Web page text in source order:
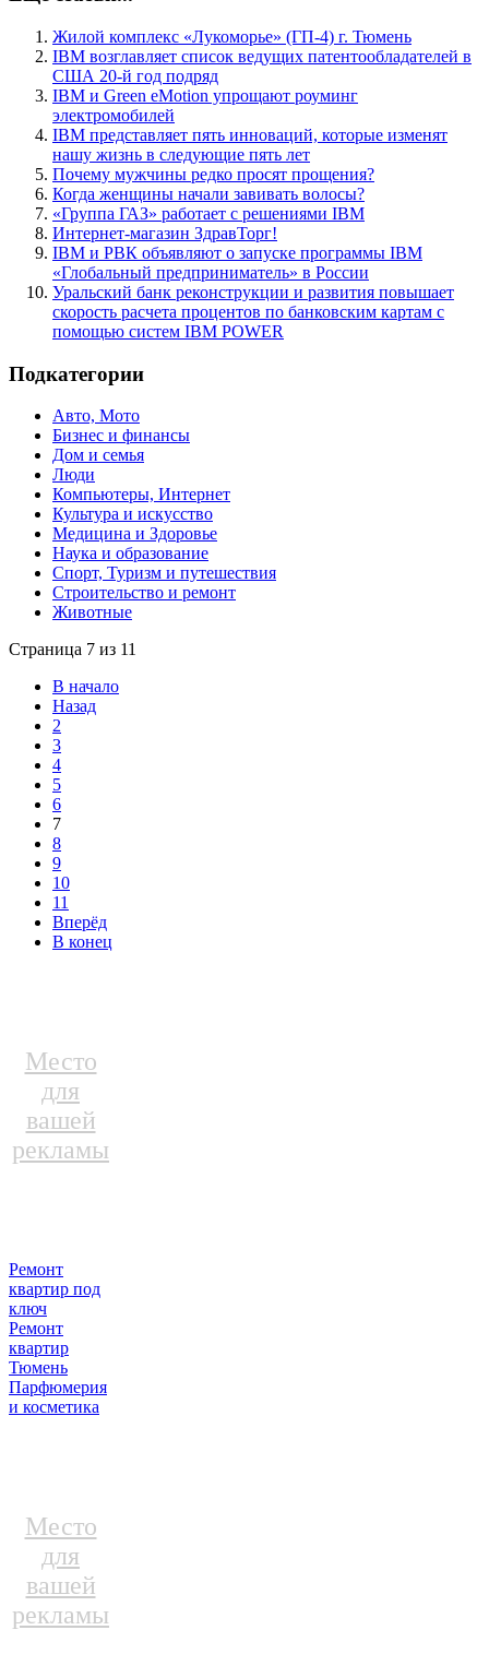
Жилой комплекс «Лукоморье» (ГП-4) г. Тюмень
IBM возглавляет список ведущих патентообладателей в
США 20-й год подряд
IBM и Green eMotion упрощают роуминг
электромобилей
IBM представляет пять инноваций, которые изменят
нашу жизнь в следующие пять лет
Почему мужчины редко просят прощения?
Когда женщины начали завивать волосы?
«Группа ГАЗ» работает с решениями IBM
Интернет-магазин ЗдравТорг!
IBM и РВК объявляют о запуске программы IBM
«Глобальный предприниматель» в России
Уральский банк реконструкции и развития повышает
скорость расчета процентов по банковским картам с
помощью систем IBM POWER
Подкатегории
Авто, Мото
Бизнес и финансы
Дом и семья
Люди
Компьютеры, Интернет
Культура и искусство
Медицина и Здоровье
Наука и образование
Спорт, Туризм и путешествия
Строительство и ремонт
Животные
Страница 7 из 11
В начало
Назад
2
3
4
5
6
7
8
9
10
11
Вперёд
В конец
Место
для
вашей
рекламы
Ремонт
квартир под
ключ
Ремонт
квартир
Тюмень
Парфюмерия
и косметика
Место
для
вашей
рекламы